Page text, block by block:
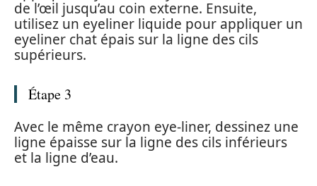
de l’œil jusqu’au coin externe. Ensuite,
utilisez un eyeliner liquide pour appliquer un
eyeliner chat épais sur la ligne des cils
supérieurs.
Étape 3
Avec le même crayon eye-liner, dessinez une
ligne épaisse sur la ligne des cils inférieurs
et la ligne d’eau.